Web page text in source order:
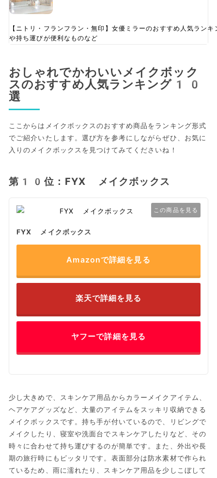
【ニトリ・フランフラン・無印】女優ミラーのおすすめ人気ラ
や持ち運びが便利なものなど
おしゃれでかわいいメイクボック
スのおすすめ人気ランキング10
選
ここからはメイクボックスのおすすめ商品をランキング形式
でご紹介いたします。選び方を参考にしながらぜひ、お気に
入りのメイクボックスを見つけてみてくださいね！
第10位：FYX メイクボックス
この商品を見る
FYX メイクボックス
Amazonで詳細を見る
楽天で詳細を見る
ヤフーで詳細を見る
少し大きめで、スキンケア用品からカラーメイクアイテム、
ヘアケアグッズなど、大量のアイテムをスッキリ収納できる
メイクボックスです。持ち手が付いているので、リビングで
メイクしたり、寝室や洗面台でスキンケアしたりなど、その
時々に合わせて持ち運びするのが簡単です。また、外出や長
期の旅行時にもピッタリです。表面部分は防水素材で作られ
ているため、雨に濡れたり、スキンケア用品を少しこぼして